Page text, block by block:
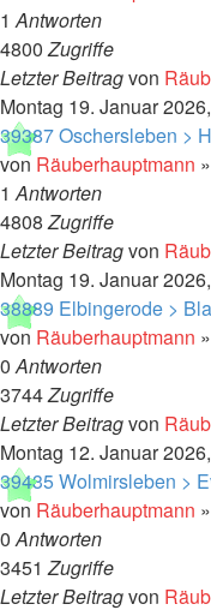
1Antworten
4800Zugriffe
Letzter Beitragvon
Montag 19. Januar
39387 Oschersleben >
von Räuberhauptmann »
1Antworten
4808Zugriffe
Letzter Beitragvon
Montag 19. Januar
38889 Elbingerode >
von Räuberhauptmann »
0Antworten
3744Zugriffe
Letzter Beitragvon
Montag 12. Januar
39435 Wolmirsleben >
von Räuberhauptmann »
0Antworten
3451Zugriffe
Letzter Beitragvon